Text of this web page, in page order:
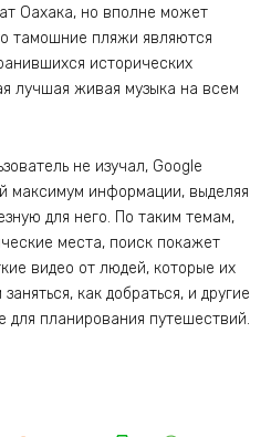
Оахака, но вполне может
тамошние пляжи являются
исторических
лучшая живая музыка на всем
не изучал, Google
максимум информации, выделяя
для него. По таким темам,
места, поиск покажет
видео от людей, которые их
как добраться, и другие
для планирования путешествий.